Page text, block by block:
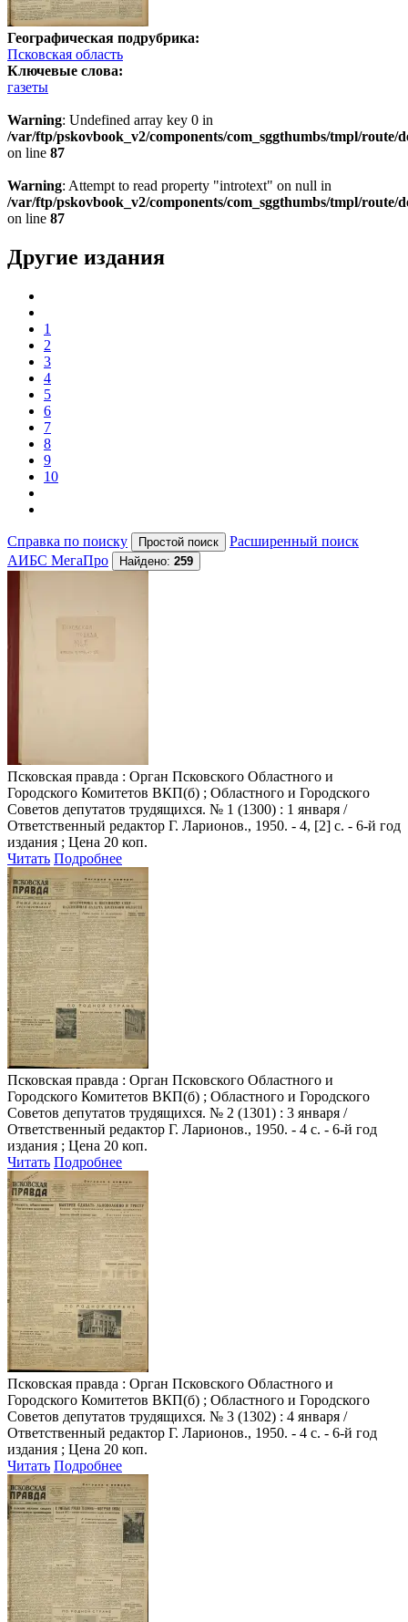
Географическая подрубрика:
Псковская область
Ключевые слова:
газеты
Warning: Undefined array key 0 in
/var/ftp/pskovbook_v2/components/com_sggthumbs/tmpl/route/
on line 87
Warning: Attempt to read property "introtext" on null in
/var/ftp/pskovbook_v2/components/com_sggthumbs/tmpl/route/
on line 87
Другие издания
1
2
3
4
5
6
7
8
9
10
Справка по поиску
Расширенный поиск
АИБС МегаПро
Найдено: 259
Псковская правда : Орган Псковского Областного и
Городского Комитетов ВКП(б) ; Областного и Городского
Советов депутатов трудящихся. № 1 (1300) : 1 января /
Ответственный редактор Г. Ларионов., 1950. - 4, [2] с. - 6-й год
издания ; Цена 20 коп.
Читать Подробнее
Псковская правда : Орган Псковского Областного и
Городского Комитетов ВКП(б) ; Областного и Городского
Советов депутатов трудящихся. № 2 (1301) : 3 января /
Ответственный редактор Г. Ларионов., 1950. - 4 с. - 6-й год
издания ; Цена 20 коп.
Читать Подробнее
Псковская правда : Орган Псковского Областного и
Городского Комитетов ВКП(б) ; Областного и Городского
Советов депутатов трудящихся. № 3 (1302) : 4 января /
Ответственный редактор Г. Ларионов., 1950. - 4 с. - 6-й год
издания ; Цена 20 коп.
Читать Подробнее